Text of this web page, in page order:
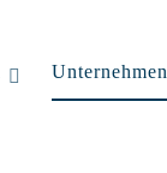
Unternehmen